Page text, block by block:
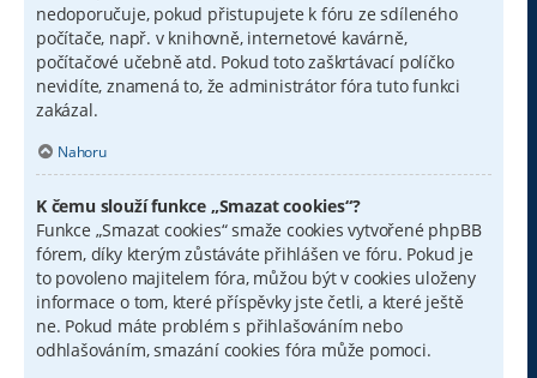
nedoporučuje, pokud přistupujete k fóru ze sdíleného
počítače, např. v knihovně, internetové kavárně,
počítačové učebně atd. Pokud toto zaškrtávací políčko
nevidíte, znamená to, že administrátor fóra tuto funkci
zakázal.
Nahoru
K čemu slouží funkce „Smazat cookies“?
Funkce „Smazat cookies“ smaže cookies vytvořené phpBB
fórem, díky kterým zůstáváte přihlášen ve fóru. Pokud je
to povoleno majitelem fóra, můžou být v cookies uloženy
informace o tom, které příspěvky jste četli, a které ještě
ne. Pokud máte problém s přihlašováním nebo
odhlašováním, smazání cookies fóra může pomoci.